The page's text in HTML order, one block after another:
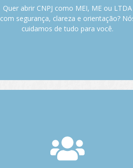
Quer abrir CNPJ como MEI, ME ou LTDA
com segurança, clareza e orientação?
cuidamos de tudo para você.
forma certa, desde o início.
Fale com o Anderson.
pagamento para
empresas.